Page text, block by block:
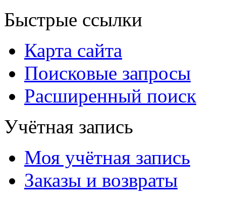
Быстрые ссылки
Карта сайта
Поисковые запросы
Расширенный поиск
Учётная запись
Моя учётная запись
Заказы и возвраты